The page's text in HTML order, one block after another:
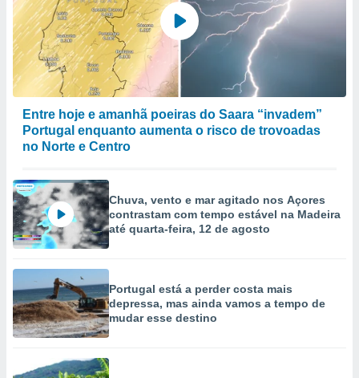
Entre hoje e amanhã poeiras do Saara “invadem”
Portugal enquanto aumenta o risco de trovoadas
no Norte e Centro
Chuva, vento e mar agitado nos Açores
contrastam com tempo estável na Madeira
até quarta-feira, 12 de agosto
Portugal está a perder costa mais
depressa, mas ainda vamos a tempo de
mudar esse destino